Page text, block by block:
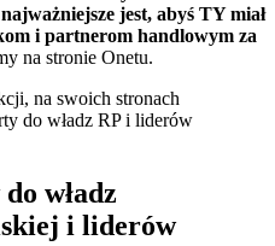
jest, abyś TY miał
i partnerom handlowym za
na stronie Onetu.
na swoich stronach
do władz RP i liderów
władz
i liderów